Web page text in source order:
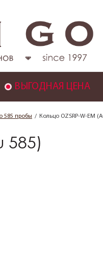
ВЫГОДНАЯ ЦЕНА
585 пробы Кольцо OZSRP-W-EM
585)